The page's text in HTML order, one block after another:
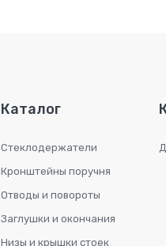
Каталог
Стеклодержатели
Кронштейны поручня
Отводы и повороты
Заглушки и окончания
Низы и крышки стоек